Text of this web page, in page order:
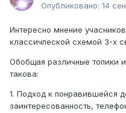
Опубликовано: 14
Интересно мнение
классичпеской схемой 3-х
Обобщая различные топики
такова:
1. Подход к понравившейся
заинтересованность,